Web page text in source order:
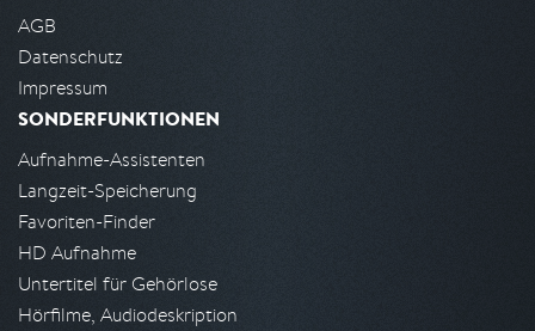
AGB
Datenschutz
Impressum
SONDERFUNKTIONEN
Aufnahme-Assistenten
Langzeit-Speicherung
Favoriten-Finder
HD Aufnahme
Untertitel für Gehörlose
Hörfilme, Audiodeskription